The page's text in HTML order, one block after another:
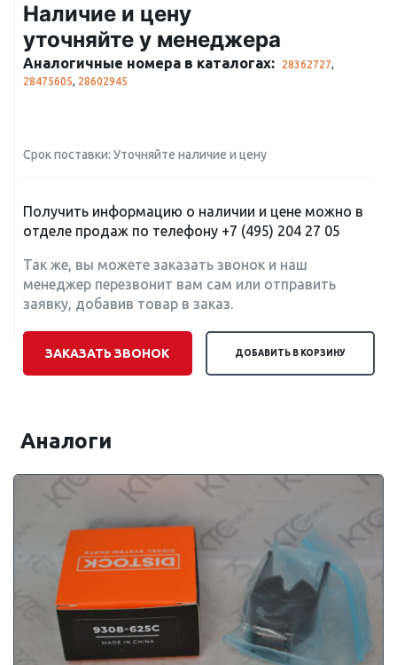
Наличие и цену
уточняйте у менеджера
Аналогичные номера в каталогах: 28362727,
28475605, 28602945
Срок поставки: Уточняйте наличие и цену
Получить информацию о наличии и цене можно в
отделе продаж по телефону +7 (495) 204 27 05
Так же, вы можете заказать звонок и наш
менеджер перезвонит вам сам или отправить
заявку, добавив товар в заказ.
ЗАКАЗАТЬ ЗВОНОК ДОБАВИТЬ В КОРЗИНУ
Аналоги